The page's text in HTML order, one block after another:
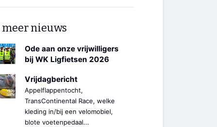
NVHPV
🡺
meer nieuws
Ode aan onze vrijwilligers
bij WK Ligfietsen 2026
Vrijdagbericht
Appelflappentocht,
TransContinental Race, welke
kleding in/bij een velomobiel,
blote voetenpedaal...